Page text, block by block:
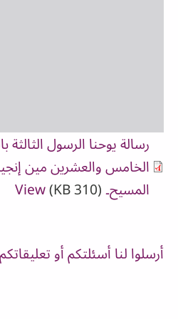
رسالة يوحنا الرسول الثالثة
الخامس والعشرين مين
المسيح۔ (310 KB)
View
أرسلوا لنا أسئلتكم أو تعليقاتكم